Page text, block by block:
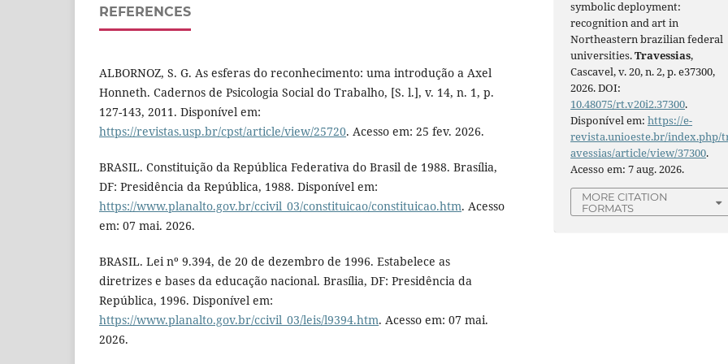
REFERENCES
ALBORNOZ, S. G. As esferas do reconhecimento: uma introdução a Axel
Honneth. Cadernos de Psicologia Social do Trabalho, [S. l.], v. 14, n. 1, p.
127-143, 2011. Disponível em:
https://revistas.usp.br/cpst/article/view/25720. Acesso em: 25 fev. 2026.
BRASIL. Constituição da República Federativa do Brasil de 1988. Brasília,
DF: Presidência da República, 1988. Disponível em:
https://www.planalto.gov.br/ccivil_03/constituicao/constituicao.htm. Acesso
em: 07 mai. 2026.
BRASIL. Lei nº 9.394, de 20 de dezembro de 1996. Estabelece as
diretrizes e bases da educação nacional. Brasília, DF: Presidência da
República, 1996. Disponível em:
https://www.planalto.gov.br/ccivil_03/leis/l9394.htm. Acesso em: 07 mai.
2026.
symbolic deployment:
recognition and art in
Northeastern brazilian federal
universities.Travessias,
Cascavel, v. 20, n. 2, p. e37300,
2026. DOI:
10.48075/rt.v20i2.37300.
Disponível em:https://e-
revista.unioeste.br/index.php/
avessias/article/view/37300.
Acesso em: 7 aug. 2026.
MORE CITATION
FORMATS